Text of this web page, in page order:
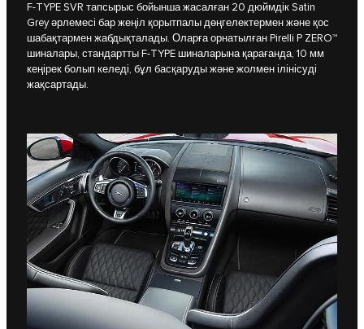
F-TYPE SVR тапсырыс бойынша жасалған 20 дюймдік Satin
Grey әрлемесі бар жеңіл қорытпалы дөңгелектермен және қос
шабақтармен жабдықталады. Оларға орнатылған Pirelli P ZERO™
шиналары, стандартты F-TYPE шиналарына қарағанда, 10 мм
кеңірек болып келеді, бұл басқаруды және жолмен ілінісуді
жақсартады.